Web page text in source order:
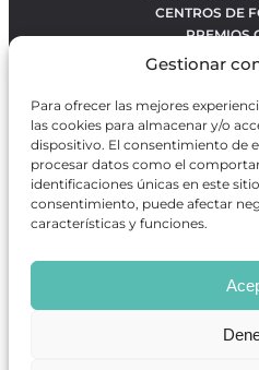
Gestionar
Para ofrecer las mejores
las cookies para almacenar y/o
dispositivo. El consentimiento de
procesar datos como el
identificaciones únicas en este
consentimiento, puede afectar
características y funciones.
CENTROS DE
PREMIOS
OBRAS MÁS
RANKING
BÚSQUEDA
en información sobre artes
que se distribuye en espacios
puntos de interés